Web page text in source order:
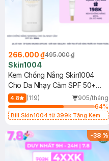
266.000 ₫495.000 ₫
Skin1004
Kem Chống Nắng Skin1004
Cho Da Nhạy Cảm SPF 50+
50ml
4.8 (119)
905/tháng
64%
Bill Skin1004 từ 399k Tặng Kem
SPF 50+ 20ml (SL Có Hạn)
-38%